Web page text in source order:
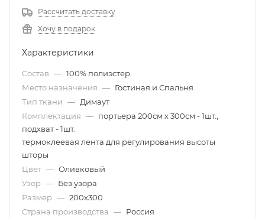
Рассчитать доставку
Хочу в подарок
Характеристики
Состав — 100% полиэстер
Место назначения — Гостиная и Спальня
Тип ткани — Димаут
Комплектация — портьера 200см х 300см - 1шт.,
подхват - 1шт.
термоклеевая лента для регулирования высоты
шторы
Цвет — Оливковый
Узор — Без узора
Размер — 200х300
Страна производства — Россия